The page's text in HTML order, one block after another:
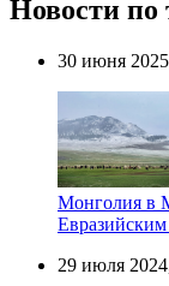
Новости по
30 июня
Монголия в
29 июля